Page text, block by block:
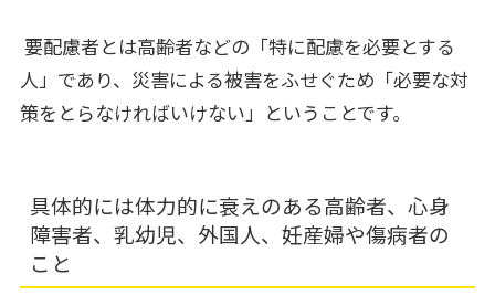
要配慮者とは高齢者などの「特に配慮を必要とする
人」であり、災害による被害をふせぐため「必要な対
策をとらなければいけない」ということです。
具体的には体力的に衰えのある高齢者、心身
障害者、乳幼児、外国人、妊産婦や傷病者の
こと